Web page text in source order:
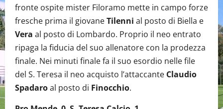
fronte ospite mister Filoramo mette in campo forze
fresche prima il giovaneTilenni al posto di Biella e
Vera al posto di Lombardo. Proprio il neo entrato
ripaga la fiducia del suo allenatore con la prodezza
finale. Nei minuti finale fa il suo esordio nelle file
del S. Teresa il neo acquisto l’attaccante Claudio
Spadaroal posto di Finocchio.